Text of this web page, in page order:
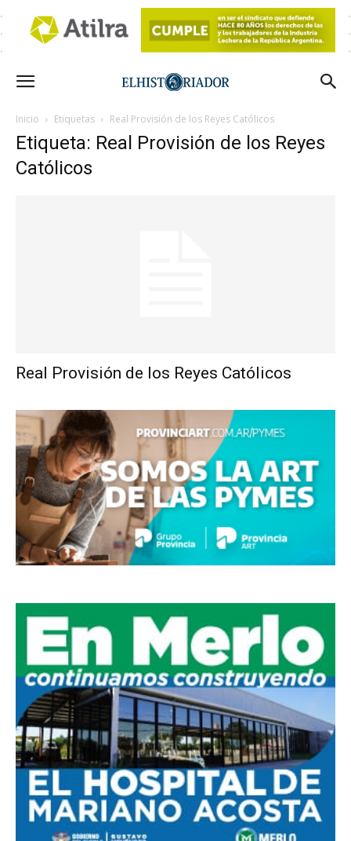
Inicio Etiquetas Real Provisión de los Reyes Católicos
Etiqueta: Real Provisión de los Reyes
Católicos
Real Provisión de los Reyes Católicos